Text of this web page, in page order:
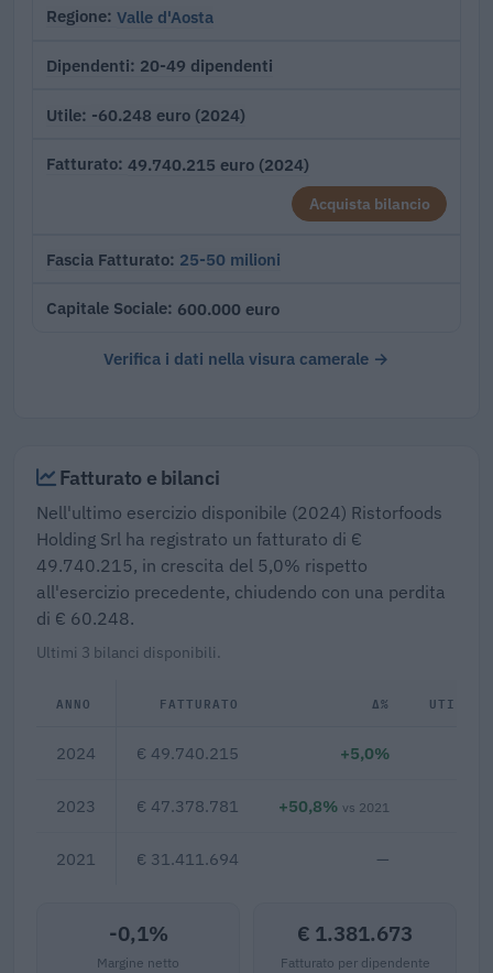
Regione Valle d'Aosta
Dipendenti 20-49 dipendenti
Utile -60.248 euro (2024)
Fatturato 49.740.215 euro (2024)
Acquista bilancio
Fascia Fatturato 25-50 milioni
Capitale Sociale 600.000 euro
Verifica i dati nella visura camerale →
Fatturato e bilanci
Nell'ultimo esercizio disponibile (2024) Ristorfoods
Holding Srl ha registrato un fatturato di €
49.740.215, in crescita del 5,0% rispetto
all'esercizio precedente, chiudendo con una perdita
di € 60.248.
Ultimi 3 bilanci disponibili.
ANNO FATTURATO Δ% UTILE/
2024 € 49.740.215 +5,0%
2023 € 47.378.781 +50,8% vs 2021
2021 € 31.411.694 —
-0,1%
Margine netto
€ 1.381.673
Fatturato per dipendente